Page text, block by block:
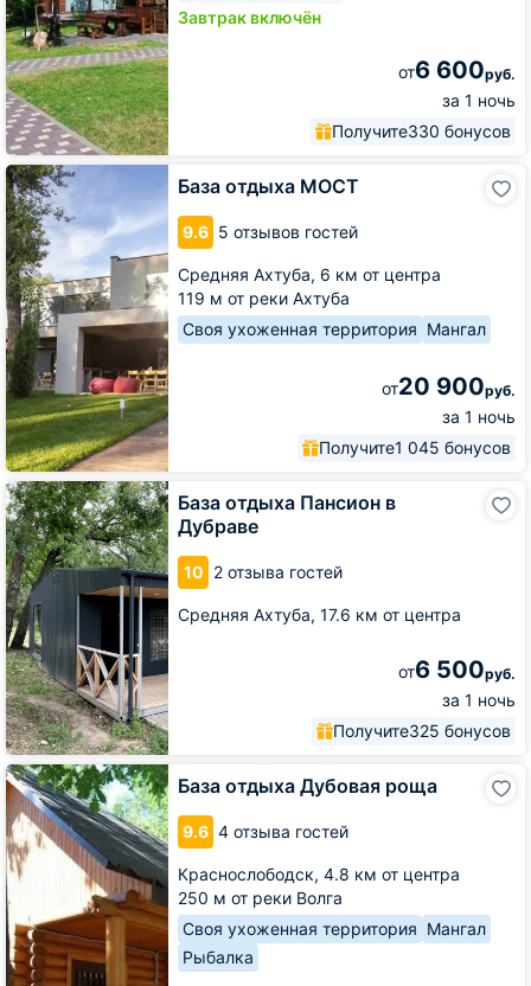
Завтрак включён
от6 600руб.
за 1 ночь
Получите330 бонусов
База отдыха МОСТ
9.6 5 отзывов гостей
Средняя Ахтуба, 6 км от центра
119 м от реки Ахтуба
Своя ухоженная территория Мангал
от20 900руб.
за 1 ночь
Получите1 045 бонусов
База
отдыха
МОСТ
База отдыха Пансион в
Дубраве
10 2 отзыва гостей
Средняя Ахтуба, 17.6 км от центра
от6 500руб.
за 1 ночь
Получите325 бонусов
База
отдыха
Пансион
в
Дубраве
База отдыха Дубовая роща
9.6 4 отзыва гостей
Краснослободск, 4.8 км от центра
250 м от реки Волга
Своя ухоженная территория Мангал
Рыбалка
База
отдыха
Дубовая
роща